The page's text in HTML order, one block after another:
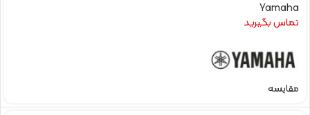
Yamaha
تماس بگیرید
مقایسه